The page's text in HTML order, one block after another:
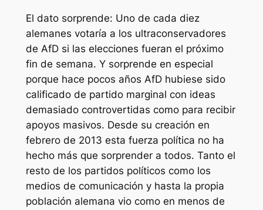
El dato sorprende: Uno de cada diez
alemanes votaría a los ultraconservadores
de AfD si las elecciones fueran el próximo
fin de semana. Y sorprende en especial
porque hace pocos años AfD hubiese sido
calificado de partido marginal con ideas
demasiado controvertidas como para recibir
apoyos masivos. Desde su creación en
febrero de 2013 esta fuerza política no ha
hecho más que sorprender a todos. Tanto el
resto de los partidos políticos como los
medios de comunicación y hasta la propia
población alemana vio como en menos de